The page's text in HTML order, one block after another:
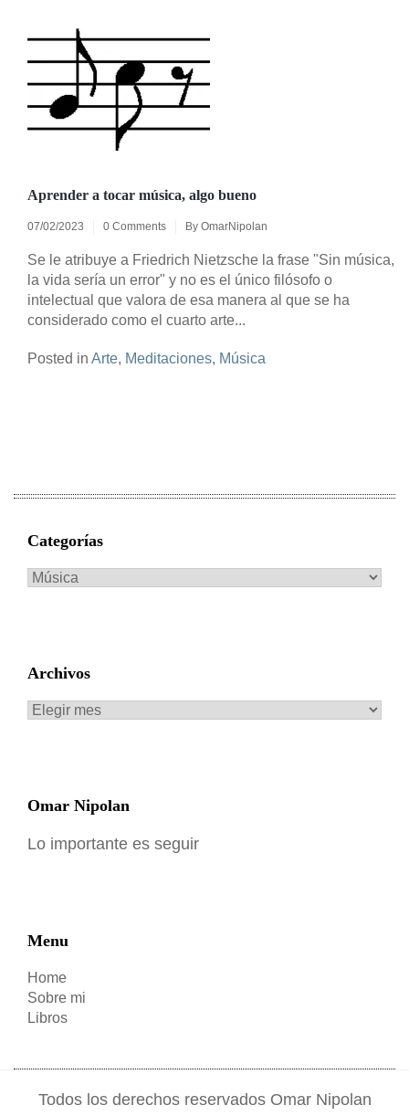
Aprender a tocar música, algo bueno
07/02/2023 0 Comments By OmarNipolan
Se le atribuye a Friedrich Nietzsche la frase "Sin música,
la vida sería un error" y no es el único filósofo o
intelectual que valora de esa manera al que se ha
considerado como el cuarto arte...
Posted in Arte, Meditaciones, Música
Categorías
Categorías
Archivos
Archivos
Omar Nipolan
Lo importante es seguir
Menu
Home
Sobre mi
Libros
Todos los derechos reservados Omar Nipolan